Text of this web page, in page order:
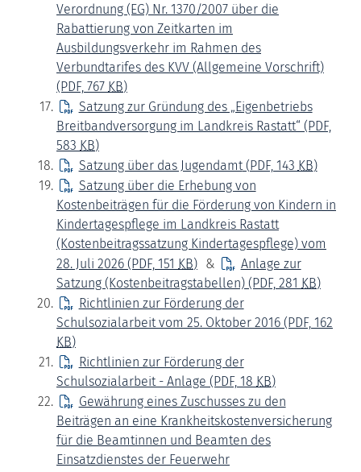
Verordnung (EG) Nr. 1370/2007 über die
Rabattierung von Zeitkarten im
Ausbildungsverkehr im Rahmen des
Verbundtarifes des KVV (Allgemeine Vorschrift)
(PDF, 767 KB)
Satzung zur Gründung des „Eigenbetriebs
Breitbandversorgung im Landkreis Rastatt“ (PDF,
583 KB)
Satzung über das Jugendamt(PDF, 143 KB)
Satzung über die Erhebung von
Kostenbeiträgen für die Förderung von Kindern in
Kindertagespflege im Landkreis Rastatt
(Kostenbeitragssatzung Kindertagespflege) vom
28. Juli 2026 (PDF, 151 KB) &
Anlage zur
Satzung (Kostenbeitragstabellen) (PDF, 281 KB)
Richtlinien zur Förderung der
Schulsozialarbeit vom 25. Oktober 2016 (PDF, 162
KB)
Richtlinien zur Förderung der
Schulsozialarbeit - Anlage (PDF, 18 KB)
Gewährung eines Zuschusses zu den
Beiträgen an eine Krankheitskostenversicherung
für die Beamtinnen und Beamten des
Einsatzdienstes der Feuerwehr